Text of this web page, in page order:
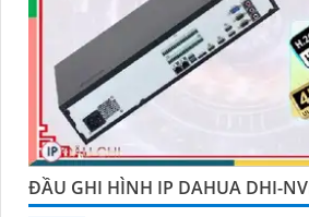
ĐẦU GHI HÌNH IP DAHUA DHI-